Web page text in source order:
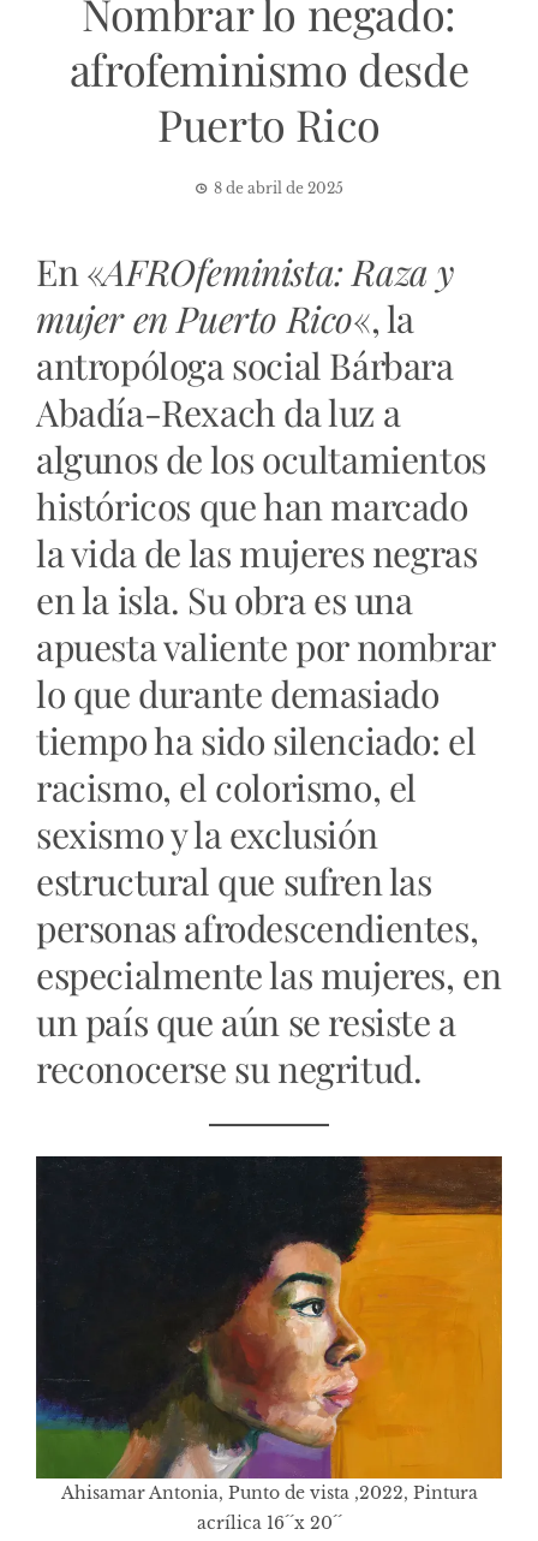
Nombrar lo negado:
afrofeminismo desde
Puerto Rico
8 de abril de 2025
En «AFROfeminista: Raza y
mujer en Puerto Rico«, la
antropóloga social Bárbara
Abadía-Rexach da luz a
algunos de los ocultamientos
históricos que han marcado
la vida de las mujeres negras
en la isla. Su obra es una
apuesta valiente por nombrar
lo que durante demasiado
tiempo ha sido silenciado: el
racismo, el colorismo, el
sexismo y la exclusión
estructural que sufren las
personas afrodescendientes,
especialmente las mujeres, en
un país que aún se resiste a
reconocerse su negritud.
Ahisamar Antonia, Punto de vista ,2022, Pintura
acrílica 16´´x 20´´